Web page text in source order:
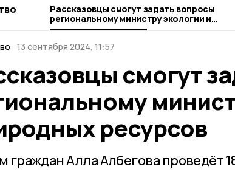
Рассказовцы смогут задать вопросы
региональному министру экологии и
природных ресурсов
13 сентября 2024, 11:57
смогут
ресурсов
граждан Алла Албегова проведёт